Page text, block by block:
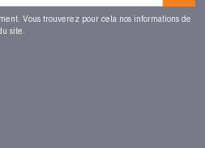
Vous trouverez pour cela nos informations de
site.